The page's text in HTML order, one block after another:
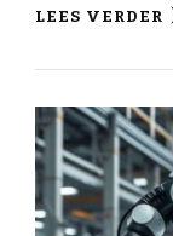
LEES VERDER